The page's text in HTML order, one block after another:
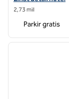
2,73 mil
Parkir gratis
1 dari 12